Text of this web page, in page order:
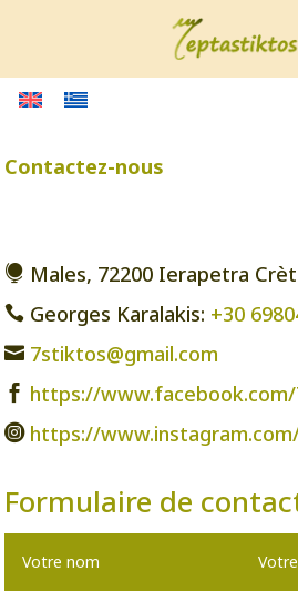
Contactez-nous
 Males, 72200 Ιerapetra
 Georges Karalakis: +30
 7stiktos@gmail.com
 https://
 https://
Formulaire de